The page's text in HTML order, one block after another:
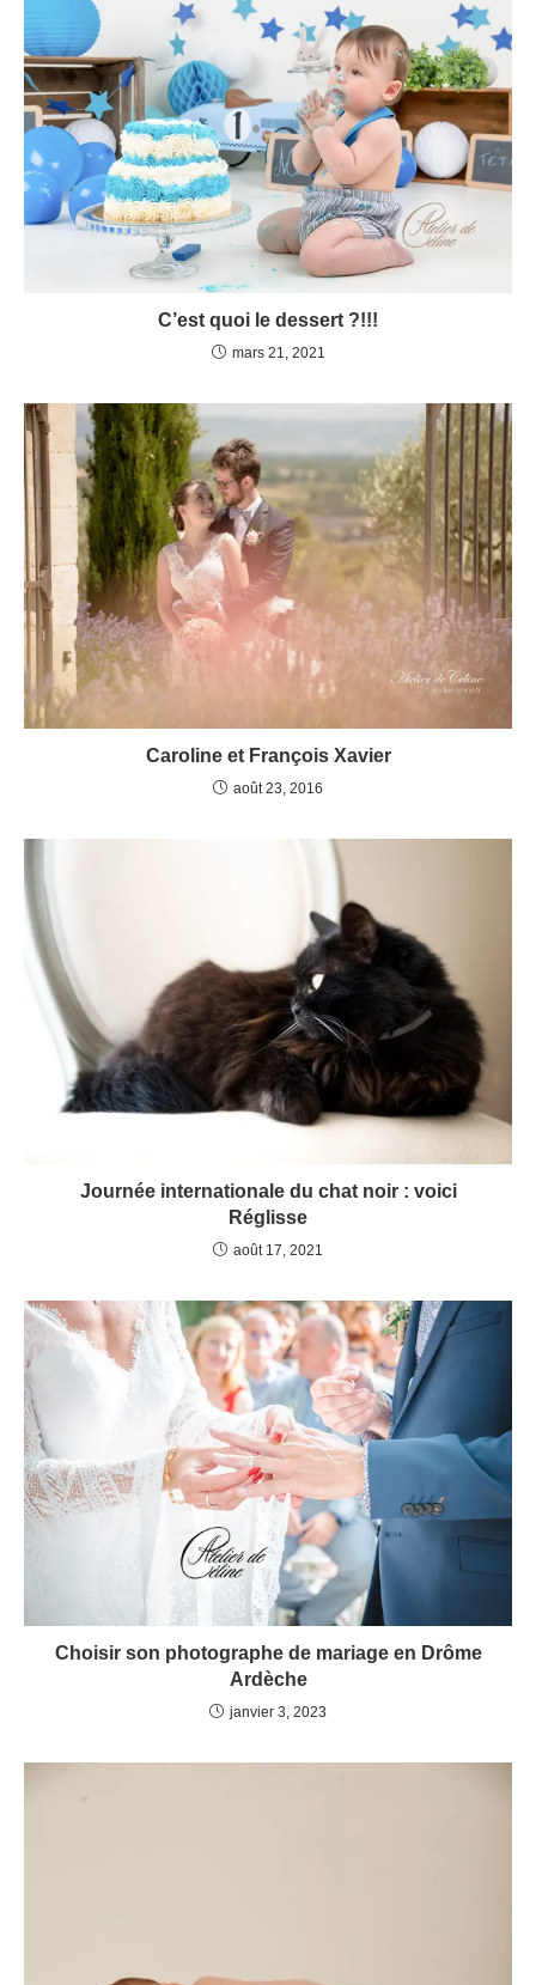
C’est quoi le dessert ?!!!
mars 21, 2021
Caroline et François Xavier
août 23, 2016
Journée internationale du chat noir : voici
Réglisse
août 17, 2021
Choisir son photographe de mariage en Drôme
Ardèche
janvier 3, 2023